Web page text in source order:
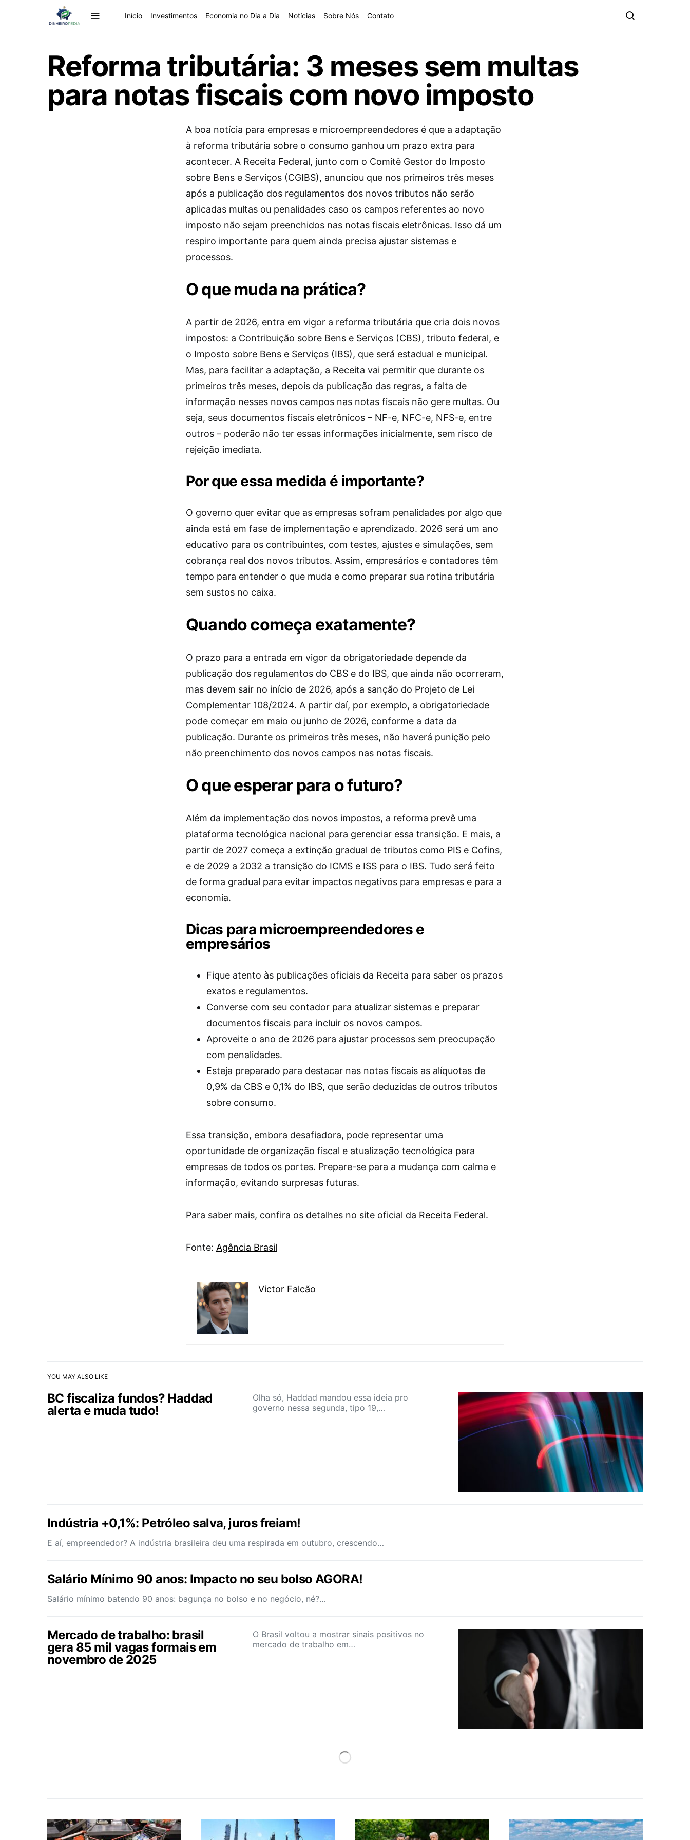
Início Investimentos Economia no Dia a Dia Notícias Sobre Nós Contato
Reforma tributária: 3 meses sem multas
para notas fiscais com novo imposto
A boa notícia para empresas e microempreendedores é que a adaptação
à reforma tributária sobre o consumo ganhou um prazo extra para
acontecer. A Receita Federal, junto com o Comitê Gestor do Imposto
sobre Bens e Serviços (CGIBS), anunciou que nos primeiros três meses
após a publicação dos regulamentos dos novos tributos não serão
aplicadas multas ou penalidades caso os campos referentes ao novo
imposto não sejam preenchidos nas notas fiscais eletrônicas. Isso dá um
respiro importante para quem ainda precisa ajustar sistemas e
processos.
O que muda na prática?
A partir de 2026, entra em vigor a reforma tributária que cria dois novos
impostos: a Contribuição sobre Bens e Serviços (CBS), tributo federal, e
o Imposto sobre Bens e Serviços (IBS), que será estadual e municipal.
Mas, para facilitar a adaptação, a Receita vai permitir que durante os
primeiros três meses, depois da publicação das regras, a falta de
informação nesses novos campos nas notas fiscais não gere multas. Ou
seja, seus documentos fiscais eletrônicos – NF-e, NFC-e, NFS-e, entre
outros – poderão não ter essas informações inicialmente, sem risco de
rejeição imediata.
Por que essa medida é importante?
O governo quer evitar que as empresas sofram penalidades por algo que
ainda está em fase de implementação e aprendizado. 2026 será um ano
educativo para os contribuintes, com testes, ajustes e simulações, sem
cobrança real dos novos tributos. Assim, empresários e contadores têm
tempo para entender o que muda e como preparar sua rotina tributária
sem sustos no caixa.
Quando começa exatamente?
O prazo para a entrada em vigor da obrigatoriedade depende da
publicação dos regulamentos do CBS e do IBS, que ainda não ocorreram,
mas devem sair no início de 2026, após a sanção do Projeto de Lei
Complementar 108/2024. A partir daí, por exemplo, a obrigatoriedade
pode começar em maio ou junho de 2026, conforme a data da
publicação. Durante os primeiros três meses, não haverá punição pelo
não preenchimento dos novos campos nas notas fiscais.
O que esperar para o futuro?
Além da implementação dos novos impostos, a reforma prevê uma
plataforma tecnológica nacional para gerenciar essa transição. E mais, a
partir de 2027 começa a extinção gradual de tributos como PIS e Cofins,
e de 2029 a 2032 a transição do ICMS e ISS para o IBS. Tudo será feito
de forma gradual para evitar impactos negativos para empresas e para a
economia.
Dicas para microempreendedores e
empresários
Fique atento às publicações oficiais da Receita para saber os prazos
exatos e regulamentos.
Converse com seu contador para atualizar sistemas e preparar
documentos fiscais para incluir os novos campos.
Aproveite o ano de 2026 para ajustar processos sem preocupação
com penalidades.
Esteja preparado para destacar nas notas fiscais as alíquotas de
0,9% da CBS e 0,1% do IBS, que serão deduzidas de outros tributos
sobre consumo.
Essa transição, embora desafiadora, pode representar uma
oportunidade de organização fiscal e atualização tecnológica para
empresas de todos os portes. Prepare-se para a mudança com calma e
informação, evitando surpresas futuras.
Para saber mais, confira os detalhes no site oficial da Receita Federal.
Fonte: Agência Brasil
Victor Falcão
YOU MAY ALSO LIKE
BC fiscaliza fundos? Haddad
alerta e muda tudo!
Olha só, Haddad mandou essa ideia pro
governo nessa segunda, tipo 19,…
Indústria +0,1%: Petróleo salva, juros freiam!
E aí, empreendedor? A indústria brasileira deu uma respirada em outubro, crescendo…
Salário Mínimo 90 anos: Impacto no seu bolso AGORA!
Salário mínimo batendo 90 anos: bagunça no bolso e no negócio, né?…
Mercado de trabalho: brasil
gera 85 mil vagas formais em
novembro de 2025
O Brasil voltou a mostrar sinais positivos no
mercado de trabalho em…